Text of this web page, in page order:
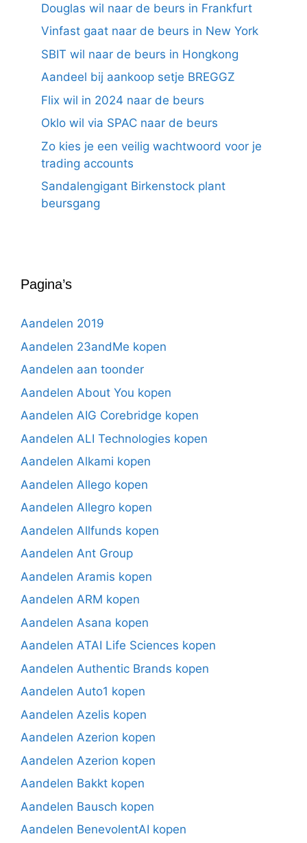
Douglas wil naar de beurs in Frankfurt
Vinfast gaat naar de beurs in New York
SBIT wil naar de beurs in Hongkong
Aandeel bij aankoop setje BREGGZ
Flix wil in 2024 naar de beurs
Oklo wil via SPAC naar de beurs
Zo kies je een veilig wachtwoord voor je
trading accounts
Sandalengigant Birkenstock plant
beursgang
Pagina’s
Aandelen 2019
Aandelen 23andMe kopen
Aandelen aan toonder
Aandelen About You kopen
Aandelen AIG Corebridge kopen
Aandelen ALI Technologies kopen
Aandelen Alkami kopen
Aandelen Allego kopen
Aandelen Allegro kopen
Aandelen Allfunds kopen
Aandelen Ant Group
Aandelen Aramis kopen
Aandelen ARM kopen
Aandelen Asana kopen
Aandelen ATAI Life Sciences kopen
Aandelen Authentic Brands kopen
Aandelen Auto1 kopen
Aandelen Azelis kopen
Aandelen Azerion kopen
Aandelen Azerion kopen
Aandelen Bakkt kopen
Aandelen Bausch kopen
Aandelen BenevolentAI kopen